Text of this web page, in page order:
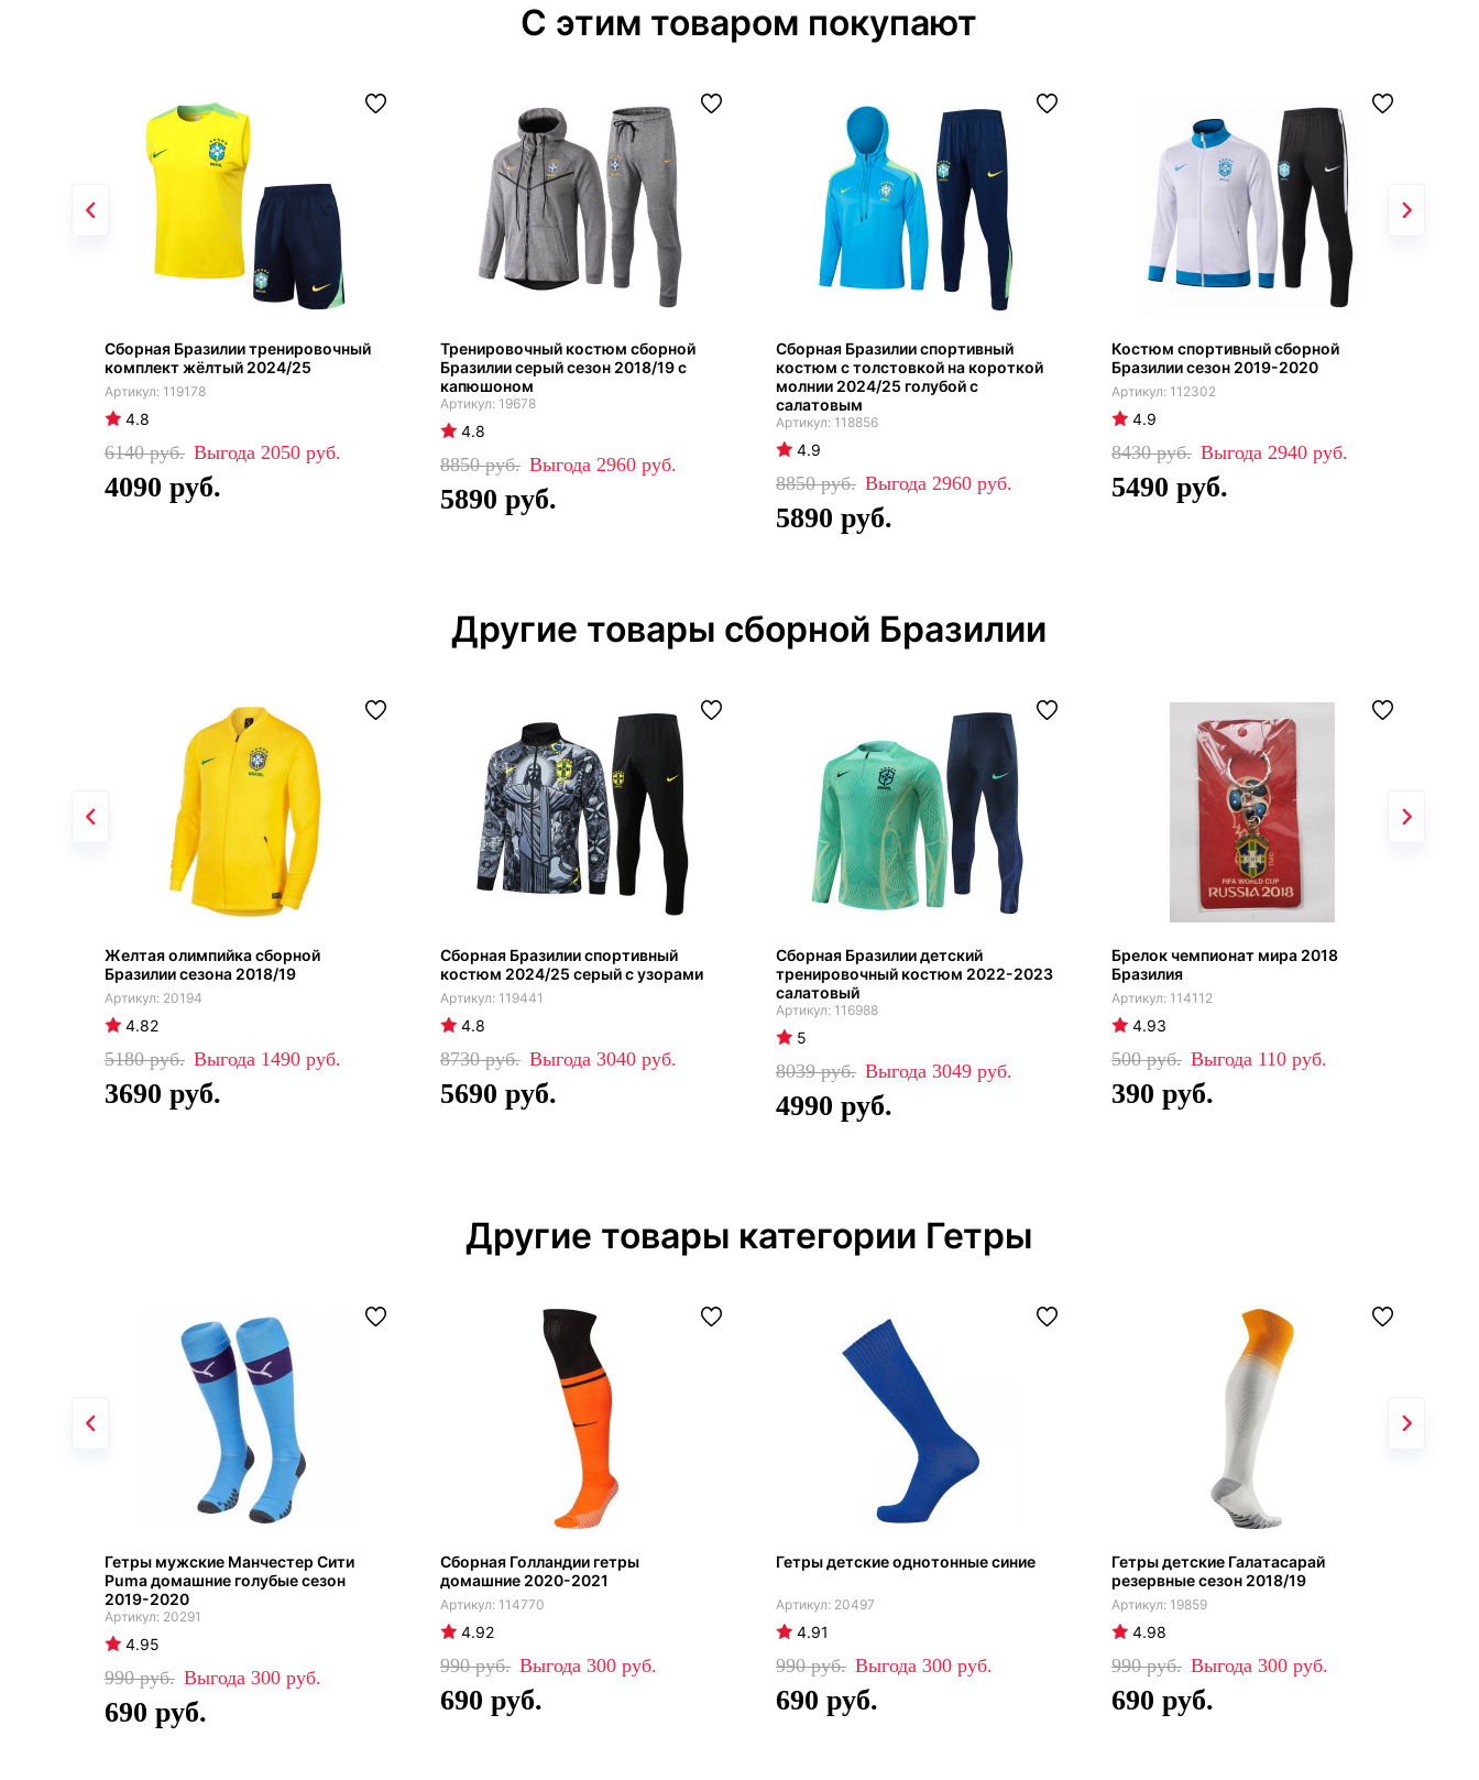
С этим товаром покупают
Сборная Бразилии тренировочный
комплект жёлтый 2024/25
119178
4.8
6140 2050
4090
Тренировочный костюм сборной
Бразилии серый сезон 2018/19 с
капюшоном
19678
4.8
8850 2960
5890
Сборная Бразилии спортивный
костюм с толстовкой на короткой
молнии 2024/25 голубой с
салатовым
118856
4.9
8850 2960
5890
Костюм спортивный сборной
Бразилии сезон 2019-2020
112302
4.9
8430 2940
5490
Другие товары сборной Бразилии
Желтая олимпийка сборной
Бразилии сезона 2018/19
20194
4.82
5180 1490
3690
Сборная Бразилии спортивный
костюм 2024/25 серый с узорами
119441
4.8
8730 3040
5690
Сборная Бразилии детский
тренировочный костюм 2022-2023
салатовый
116988
5
8039 3049
4990
Брелок чемпионат мира 2018
Бразилия
114112
4.93
500 110
390
Другие товары категории Гетры
Гетры мужские Манчестер Сити
Puma домашние голубые сезон
2019-2020
20291
4.95
990 300
690
Сборная Голландии гетры
домашние 2020-2021
114770
4.92
990 300
690
Гетры детские однотонные синие
20497
4.91
990 300
690
Гетры детские Галатасарай
резервные сезон 2018/19
19859
4.98
990 300
690